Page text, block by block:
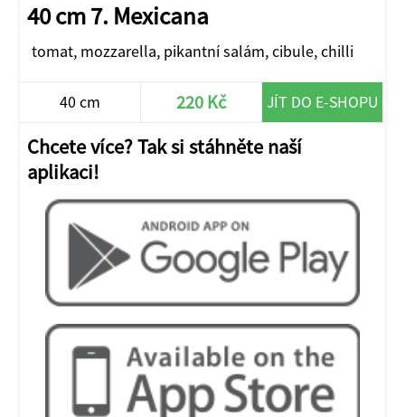
40 cm 7. Mexicana
tomat, mozzarella, pikantní salám, cibule, chilli
40 cm 220 Kč JÍT DO E-SHOPU
Chcete více? Tak si stáhněte naší
aplikaci!